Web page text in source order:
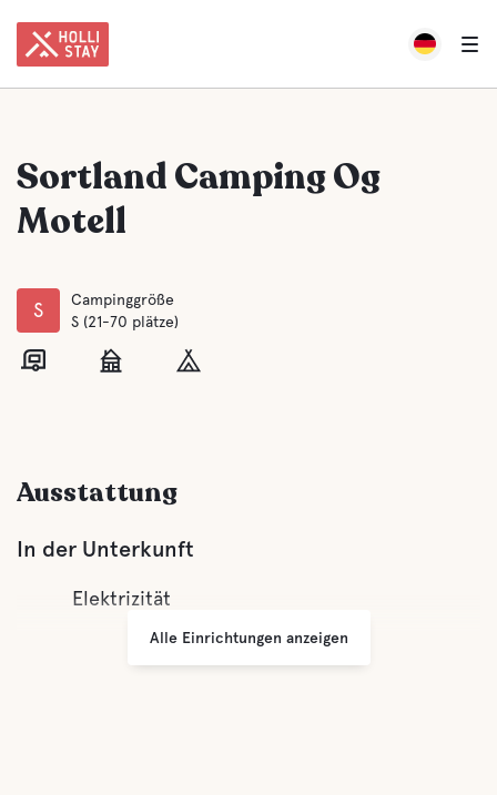
Sortland Camping Og
Motell
S
Campinggröße
S (21-70 plätze)
Ausstattung
In der Unterkunft
Elektrizität
Alle Einrichtungen anzeigen